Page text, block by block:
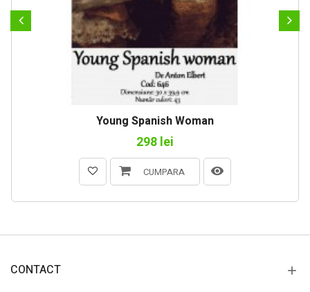
Young Spanish Woman
298 lei
CUMPARA
CONTACT